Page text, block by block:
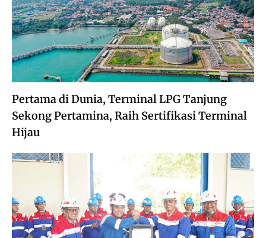
Pertama di Dunia, Terminal LPG Tanjung
Sekong Pertamina, Raih Sertifikasi Terminal
Hijau